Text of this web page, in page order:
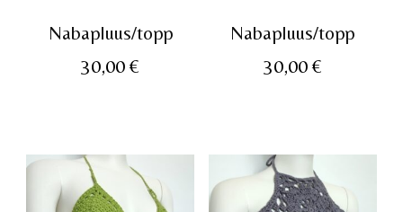
Nabapluus/topp
30,00€
Nabapluus/topp
30,00 €